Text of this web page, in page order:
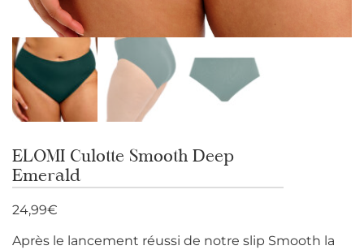
ELOMI Culotte Smooth Deep
Emerald
24,99€
Après le lancement réussi de notre slip Smooth la